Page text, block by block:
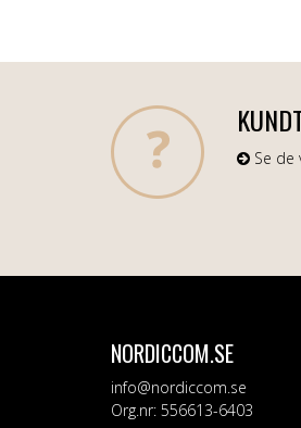
Se de
NORDICCOM.SE
info@nordiccom.se
Org.nr: 556613-6403